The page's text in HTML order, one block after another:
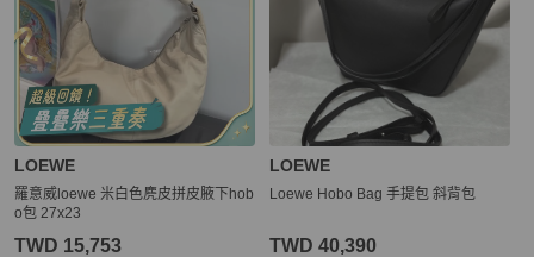
LOEWE
羅意威loewe 米白色麂皮拼皮腋下hob
o包 27x23
TWD 15,753
LOEWE
Loewe Hobo Bag 手提包 斜背包
TWD 40,390